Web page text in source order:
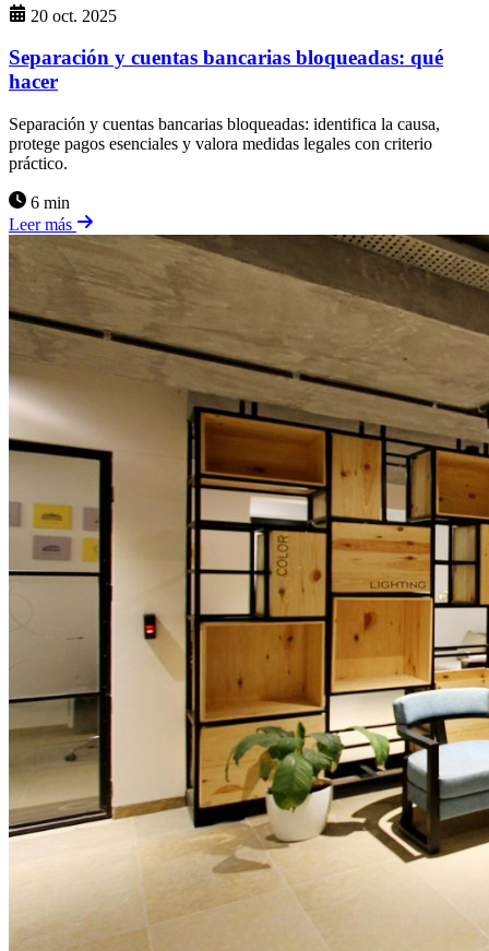
20 oct. 2025
Separación y cuentas bancarias bloqueadas: qué
hacer
Separación y cuentas bancarias bloqueadas: identifica la causa,
protege pagos esenciales y valora medidas legales con criterio
práctico.
6 min
Leer más